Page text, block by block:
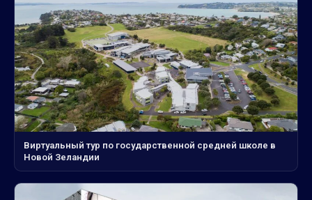
Виртуальный тур по государственной средней школе в
Новой Зеландии